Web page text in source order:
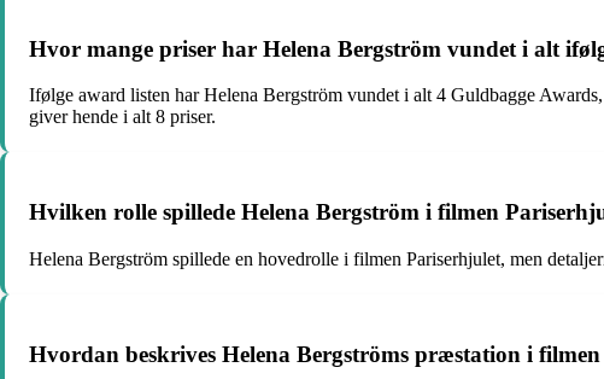
Hvor mange priser har Helena Bergström vundet i alt
Ifølge award listen har Helena Bergström vundet i alt 4 Guldbagge
giver hende i alt 8 priser.
Hvilken rolle spillede Helena Bergström i filmen
Helena Bergström spillede en hovedrolle i filmen Pariserhjulet, men
Hvordan beskrives Helena Bergströms præstation i